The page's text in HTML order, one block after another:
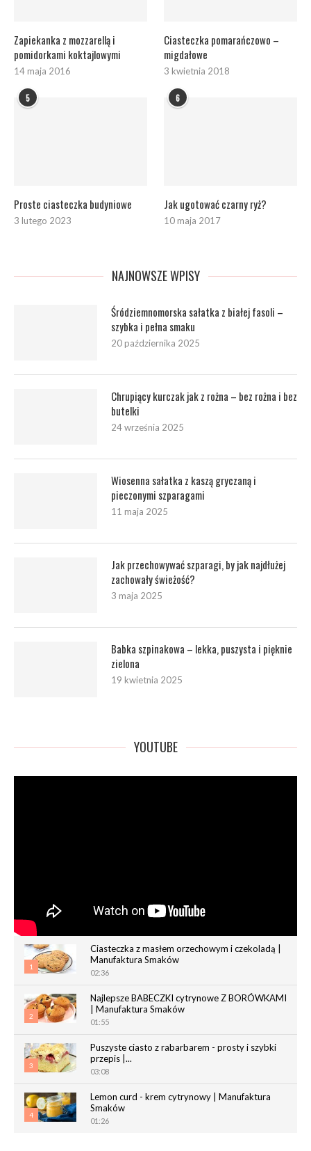
Zapiekanka z mozzarellą i
pomidorkami koktajlowymi
14 maja 2016
Ciasteczka pomarańczowo –
migdałowe
3 kwietnia 2018
5
Proste ciasteczka budyniowe
3 lutego 2023
6
Jak ugotować czarny ryż?
10 maja 2017
NAJNOWSZE WPISY
Śródziemnomorska sałatka z białej fasoli –
szybka i pełna smaku
20 października 2025
Chrupiący kurczak jak z rożna – bez rożna i bez
butelki
24 września 2025
Wiosenna sałatka z kaszą gryczaną i
pieczonymi szparagami
11 maja 2025
Jak przechowywać szparagi, by jak najdłużej
zachowały świeżość?
3 maja 2025
Babka szpinakowa – lekka, puszysta i pięknie
zielona
19 kwietnia 2025
YOUTUBE
1
Ciasteczka z masłem orzechowym i czekoladą |
Manufaktura Smaków
02:36
2
Najlepsze BABECZKI cytrynowe Z BORÓWKAMI
| Manufaktura Smaków
01:55
3
Puszyste ciasto z rabarbarem - prosty i szybki
przepis |...
03:08
4
Lemon curd - krem cytrynowy | Manufaktura
Smaków
01:26